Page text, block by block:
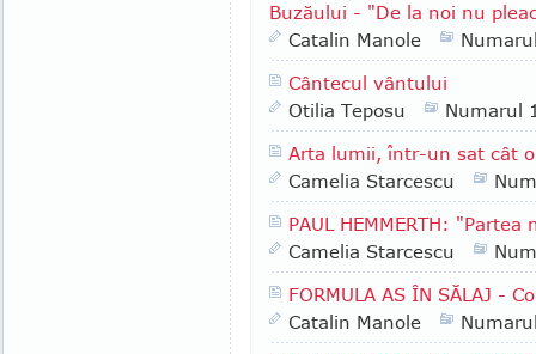
Buzăului - "De la noi nu
Catalin Manole
Cântecul vântului
Otilia Teposu
Numarul
Arta lumii, într-un sat cât
Camelia Starcescu
PAUL HEMMERTH:
Camelia Starcescu
FORMULA AS ÎN SĂLAJ -
Catalin Manole